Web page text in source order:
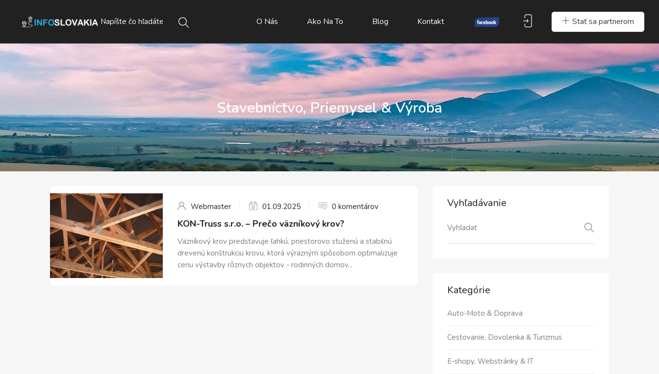
Stať sa partnerom
O Nás Ako Na To Blog Kontakt
Stavebníctvo, Priemysel & Výroba
Webmaster 01.09.2025 0 komentárov
KON-Truss s.r.o. – Prečo väzníkový krov?
Väzníkový krov predstavuje ľahkú, priestorovo stuženú a stabilnú
drevenú konštrukciu krovu, ktorá výrazným spôsobom optimalizuje
cenu výstavby rôznych objektov - rodinných domov...
Vyhľadávanie
Kategórie
Auto-Moto & Doprava
Cestovanie, Dovolenka & Turizmus
E-shopy, Webstránky & IT